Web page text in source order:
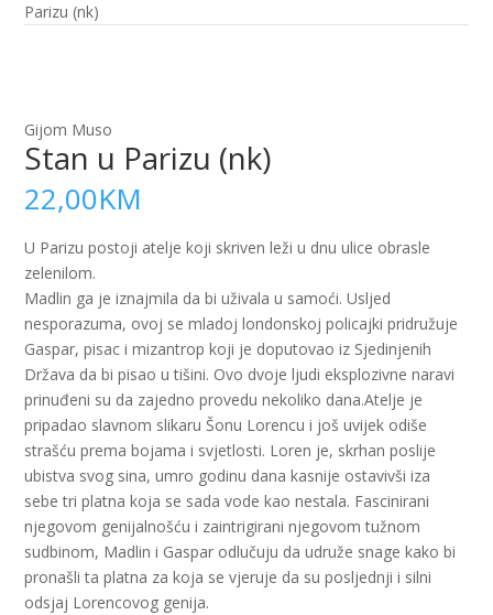
Parizu (nk)
Gijom Muso
Stan u Parizu (nk)
22,00KM
U Parizu postoji atelje koji skriven leži u dnu ulice obrasle
zelenilom.
Madlin ga je iznajmila da bi uživala u samoći. Usljed
nesporazuma, ovoj se mladoj londonskoj policajki pridružuje
Gaspar, pisac i mizantrop koji je doputovao iz Sjedinjenih
Država da bi pisao u tišini. Ovo dvoje ljudi eksplozivne naravi
prinuđeni su da zajedno provedu nekoliko dana.Atelje je
pripadao slavnom slikaru Šonu Lorencu i još uvijek odiše
strašću prema bojama i svjetlosti. Loren je, skrhan poslije
ubistva svog sina, umro godinu dana kasnije ostavivši iza
sebe tri platna koja se sada vode kao nestala. Fascinirani
njegovom genijalnošću i zaintrigirani njegovom tužnom
sudbinom, Madlin i Gaspar odlučuju da udruže snage kako bi
pronašli ta platna za koja se vjeruje da su posljednji i silni
odsjaj Lorencovog genija.